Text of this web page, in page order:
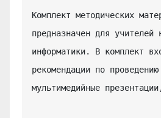
Комплект методических
предназначен для учителей
информатики. В комплект
рекомендации по
мультимедийные